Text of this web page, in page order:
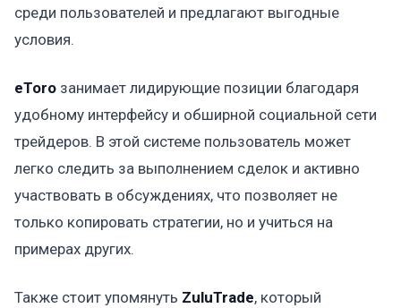
среди пользователей и предлагают выгодные
условия.
eToro занимает лидирующие позиции благодаря
удобному интерфейсу и обширной социальной сети
трейдеров. В этой системе пользователь может
легко следить за выполнением сделок и активно
участвовать в обсуждениях, что позволяет не
только копировать стратегии, но и учиться на
примерах других.
Также стоит упомянуть ZuluTrade, который